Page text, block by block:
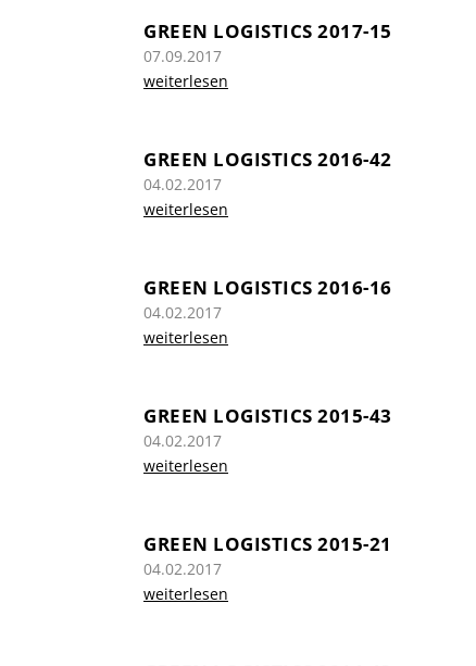
GREEN LOGISTICS 2017-15
07.09.2017
weiterlesen
GREEN LOGISTICS 2016-42
04.02.2017
weiterlesen
GREEN LOGISTICS 2016-16
04.02.2017
weiterlesen
GREEN LOGISTICS 2015-43
04.02.2017
weiterlesen
GREEN LOGISTICS 2015-21
04.02.2017
weiterlesen